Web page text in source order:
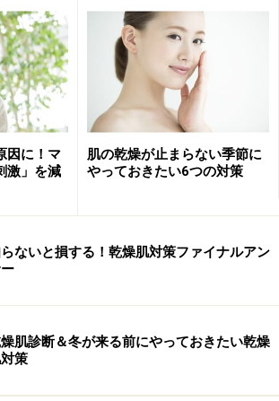
圧倒的に多いのが、間違ったスキンケ
ちんとお手入れしているつもりでも、
ていた……というのはよくあることなの
皮脂まで落とし過ぎる傾向にありま
表面を覆っている皮脂膜は、皮脂と汗
きた天然の保湿成分。洗顔の回数が多
の強い洗顔料を使っていると、大切な
してしまいます。ゴシゴシこすって刺
。
その後のスキンケアも重要です。保湿
り塗れば良いと思っていたら、それは
粧水は成分のほとんどが水分。最後に
因に！マ
激」を減
肌の乾燥が止まらない季節に
やっておきたい6つの対策
ないと損する！乾燥肌対策ファイナルアン
肌診断＆冬が来る前にやっておきたい乾燥
策